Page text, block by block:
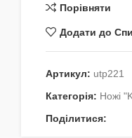
Порівняти
Додати до
Артикул: utp221
Категорія: Ножі
Поділитися: